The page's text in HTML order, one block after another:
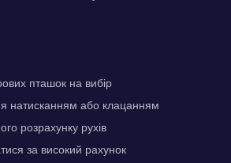
пташок на вибір
натисканням або клацанням
розрахунку рухів
за високий рахунок